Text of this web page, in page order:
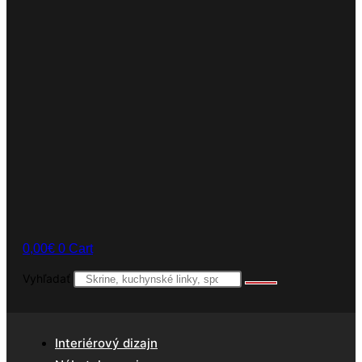
0,00€ 0 Cart
Vyhľadať
Interiérový dizajn